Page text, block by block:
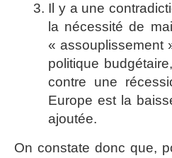
Il y a une
la nécessité de
« assouplissement
politique
contre une
Europe est la
ajoutée.
On constate donc que,